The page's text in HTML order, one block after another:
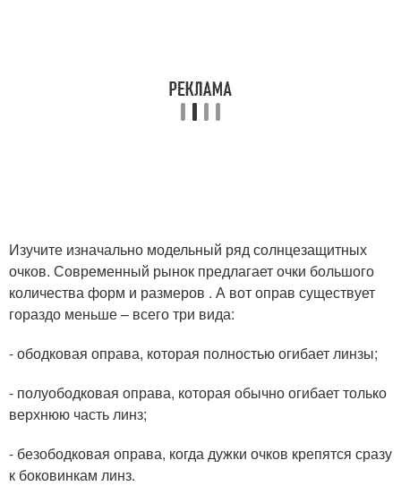
Изучите изначально модельный ряд солнцезащитных
очков. Современный рынок предлагает очки большого
количества форм и размеров . А вот оправ существует
гораздо меньше – всего три вида:
- ободковая оправа, которая полностью огибает линзы;
- полуободковая оправа, которая обычно огибает только
верхнюю часть линз;
- безободковая оправа, когда дужки очков крепятся сразу
к боковинкам линз.